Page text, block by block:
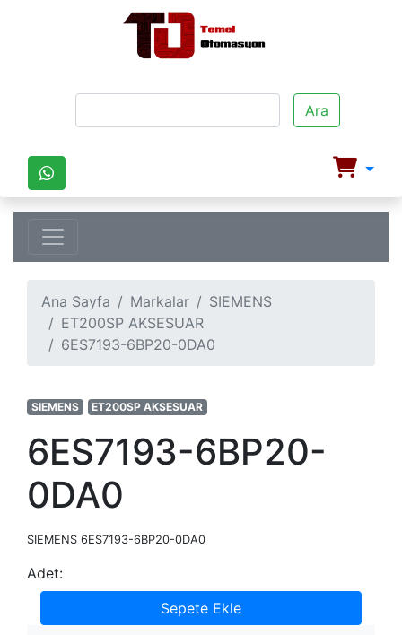
Ara
Ana Sayfa Markalar
SIEMENS
ET200SP AKSESUAR
6ES7193-6BP20-0DA0
SIEMENS ET200SP AKSESUAR
6ES7193-6BP20-
0DA0
SIEMENS 6ES7193-6BP20-0DA0
Adet:
Sepete Ekle